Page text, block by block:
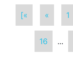
[« « 1
16 ...